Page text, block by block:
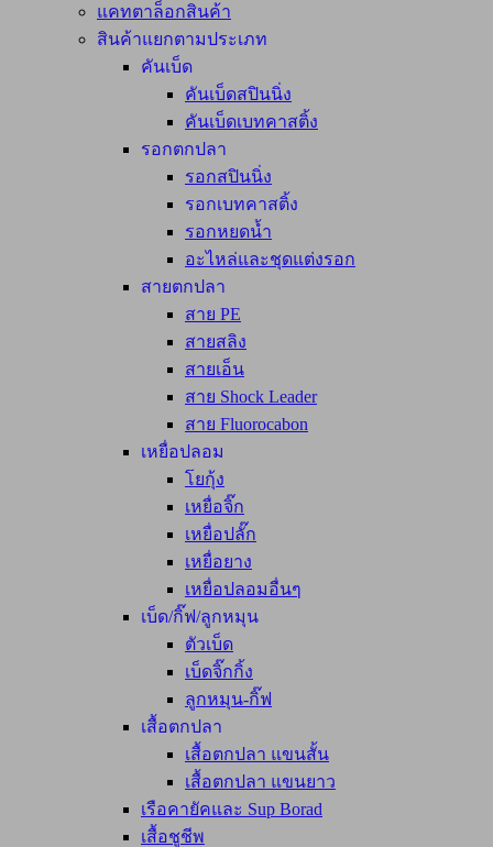
แคทตาล็อกสินค้า
สินค้าแยกตามประเภท
คันเบ็ด
คันเบ็ดสปินนิ่ง
คันเบ็ดเบทคาสติ้ง
รอกตกปลา
รอกสปินนิ่ง
รอกเบทคาสติ้ง
รอกหยดน้ำ
อะไหล่และชุดแต่งรอก
สายตกปลา
สาย PE
สายสลิง
สายเอ็น
สาย Shock Leader
สาย Fluorocabon
เหยื่อปลอม
โยกุ้ง
เหยื่อจิ๊ก
เหยื่อปลั๊ก
เหยื่อยาง
เหยื่อปลอมอื่นๆ
เบ็ด/กิ๊ฟ/ลูกหมุน
ตัวเบ็ด
เบ็ดจิ๊กกิ้ง
ลูกหมุน-กิ๊ฟ
เสื้อตกปลา
เสื้อตกปลา แขนสั้น
เสื้อตกปลา แขนยาว
เรือคายัคและ Sup Borad
เสื้อชูชีพ